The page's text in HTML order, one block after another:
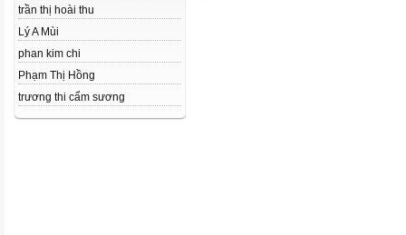
trần thị hoài thu
Lý A Mùi
phan kim chi
Phạm Thị Hồng
trương thi cẩm sương